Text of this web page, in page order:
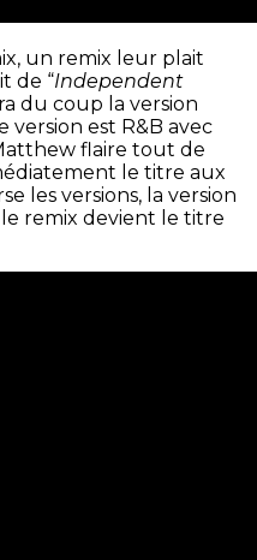
un remix leur plait
de “Independent
du coup la version
version est R&B avec
flaire tout de
le titre aux
les versions, la version
remix devient le titre